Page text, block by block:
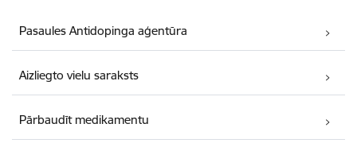
Pasaules Antidopinga aģentūra
Aizliegto vielu saraksts
Pārbaudīt medikamentu